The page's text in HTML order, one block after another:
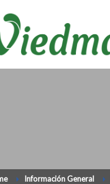
Información General